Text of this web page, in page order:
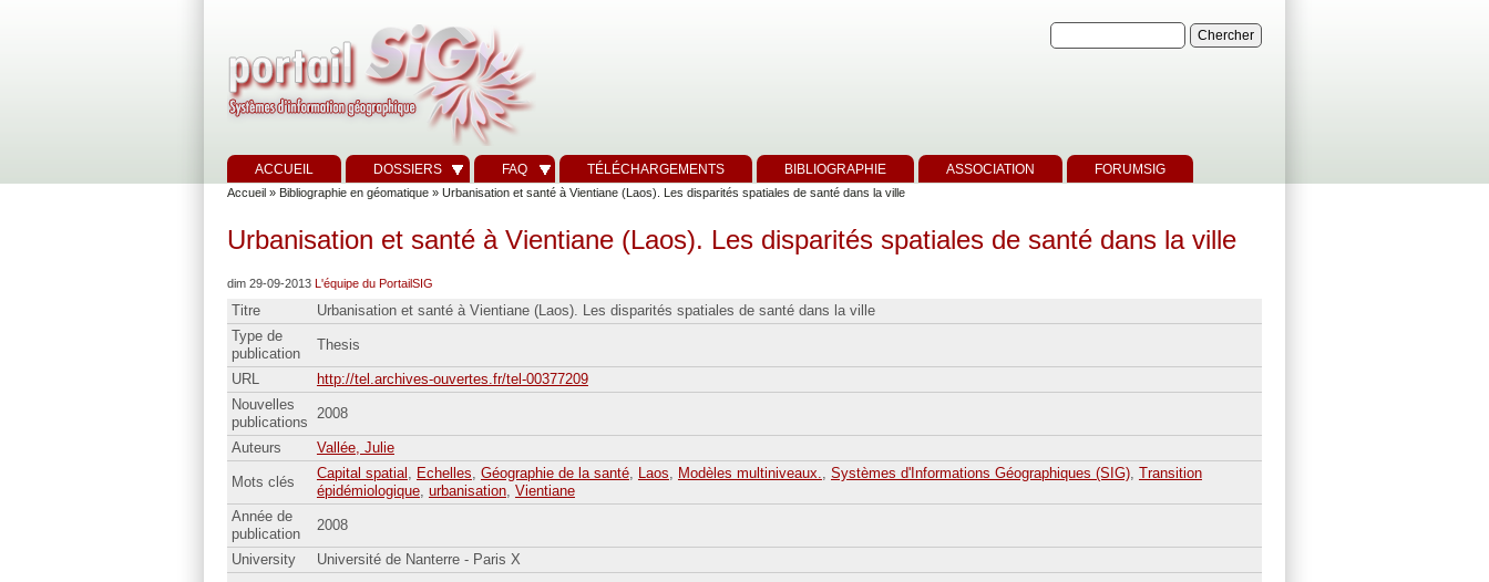
ACCUEIL DOSSIERS FAQ TÉLÉCHARGEMENTS BIBLIOGRAPHIE ASSOCIATION FORUMSIG
Accueil » Bibliographie en géomatique » Urbanisation et santé à Vientiane (Laos). Les disparités spatiales de santé dans la ville
Urbanisation et santé à Vientiane (Laos). Les disparités spatiales de santé dans la ville
dim 29-09-2013 L'équipe du PortailSIG
Titre
Urbanisation et santé à Vientiane (Laos). Les disparités spatiales de santé dans la ville
Type de
publication
Thesis
URL
http://tel.archives-ouvertes.fr/tel-00377209
Nouvelles
publications
2008
Auteurs Vallée, Julie
Mots clés
Capital spatial , Echelles, Géographie de la santé, Laos, Modèles multiniveaux., Systèmes d'Informations Géographiques (SIG), Transition
épidémiologique, urbanisation, Vientiane
Année de
publication
2008
University Université de Nanterre - Paris X